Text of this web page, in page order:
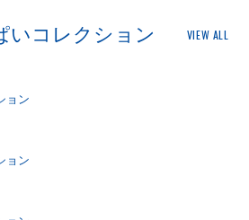
DISCOGRAPHY
いコレクション VIEW ALL
ョン
ョン